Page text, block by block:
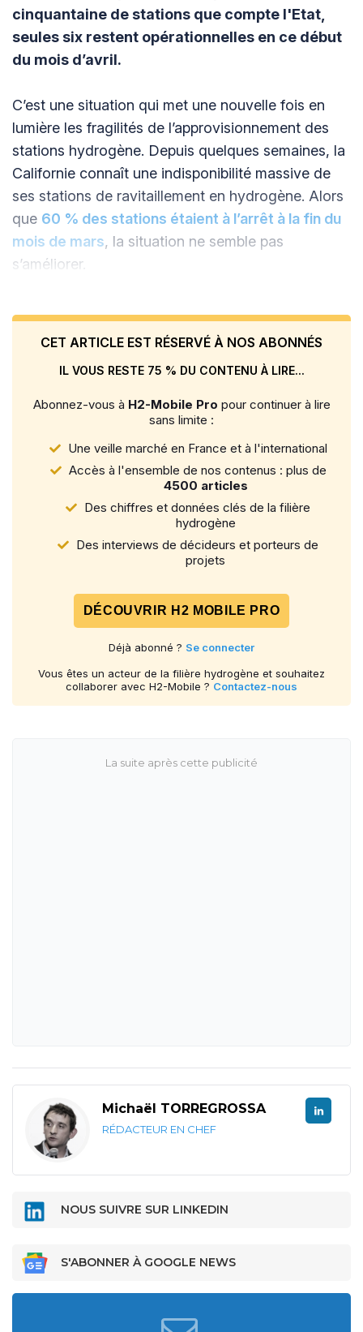
cinquantaine de stations que compte l'Etat,
seules six restent opérationnelles en ce début
du mois d’avril.
C’est une situation qui met une nouvelle fois en
lumière les fragilités de l’approvisionnement des
stations hydrogène. Depuis quelques semaines, la
Californie connaît une indisponibilité massive de
ses stations de ravitaillement en hydrogène. Alors
que 60 % des stations étaient à l’arrêt à la fin du
mois de mars, la situation ne semble pas
s’améliorer.
CET ARTICLE EST RÉSERVÉ À NOS ABONNÉS
IL VOUS RESTE 75 % DU CONTENU À LIRE...
Abonnez-vous à H2-Mobile Pro pour continuer à lire
sans limite :
Une veille marché en France et à l'international
Accès à l'ensemble de nos contenus : plus de
4500 articles
Des chiffres et données clés de la filière
hydrogène
Des interviews de décideurs et porteurs de
projets
DÉCOUVRIR H2 MOBILE PRO
Déjà abonné ? Se connecter
Vous êtes un acteur de la filière hydrogène et souhaitez
collaborer avec H2-Mobile ? Contactez-nous
Michaël TORREGROSSA
RÉDACTEUR EN CHEF
NOUS SUIVRE SUR LINKEDIN
S'ABONNER À GOOGLE NEWS